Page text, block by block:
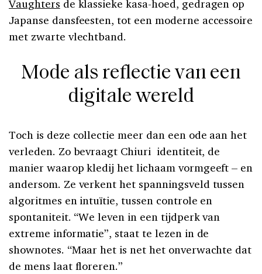
Vaughters de klassieke kasa-hoed, gedragen op
Japanse dansfeesten, tot een moderne accessoire
met zwarte vlechtband.
Mode als reflectie van een
digitale wereld
Toch is deze collectie meer dan een ode aan het
verleden. Zo bevraagt Chiuri identiteit, de
manier waarop kledij het lichaam vormgeeft – en
andersom. Ze verkent het spanningsveld tussen
algoritmes en intuïtie, tussen controle en
spontaniteit. “We leven in een tijdperk van
extreme informatie”, staat te lezen in de
shownotes. “Maar het is net het onverwachte dat
de mens laat floreren.”